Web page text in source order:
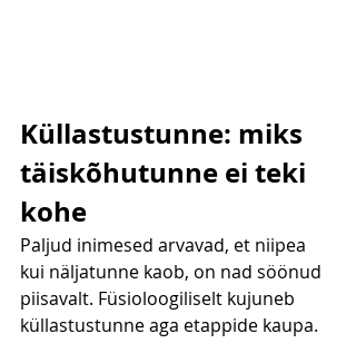
Küllastustunne: miks
täiskõhutunne ei teki
kohe
Paljud inimesed arvavad, et niipea
kui näljatunne kaob, on nad söönud
piisavalt. Füsioloogiliselt kujuneb
küllastustunne aga etappide kaupa.